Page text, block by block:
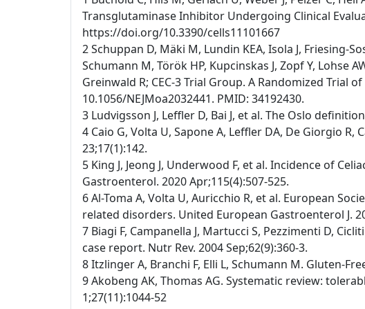
Transglutaminase Inhibitor Undergoing Clinical
https://doi.org/10.3390/cells11101667
2 Schuppan D, Mäki M, Lundin KEA, Isola J, Friesing-
Schumann M, Török HP, Kupcinskas J, Zopf Y, Lohse
Greinwald R; CEC-3 Trial Group. A Randomized Trial
10.1056/NEJMoa2032441. PMID: 34192430.
3 Ludvigsson J, Leffler D, Bai J, et al. The Oslo
4 Caio G, Volta U, Sapone A, Leffler DA, De Giorgio R,
23;17(1):142.
5 King J, Jeong J, Underwood F, et al. Incidence of
Gastroenterol. 2020 Apr;115(4):507-525.
6 Al-Toma A, Volta U, Auricchio R, et al. European
related disorders. United European Gastroenterol J.
7 Biagi F, Campanella J, Martucci S, Pezzimenti D,
case report. Nutr Rev. 2004 Sep;62(9):360-3.
8 Itzlinger A, Branchi F, Elli L, Schumann M. Gluten-
9 Akobeng AK, Thomas AG. Systematic review:
1;27(11):1044-52